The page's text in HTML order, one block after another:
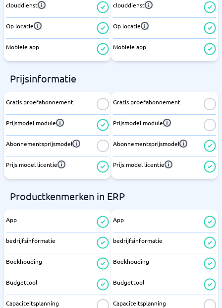
clouddienst
Op locatie
Mobiele app
clouddienst
Op locatie
Mobiele app
Prijsinformatie
Gratis proefabonnement
Prijsmodel module
Abonnementsprijsmodel
Prijs model licentie
Gratis proefabonnement
Prijsmodel module
Abonnementsprijsmodel
Prijs model licentie
Productkenmerken in ERP
App
bedrijfsinformatie
Boekhouding
Budgettool
Capaciteitsplanning
App
bedrijfsinformatie
Boekhouding
Budgettool
Capaciteitsplanning